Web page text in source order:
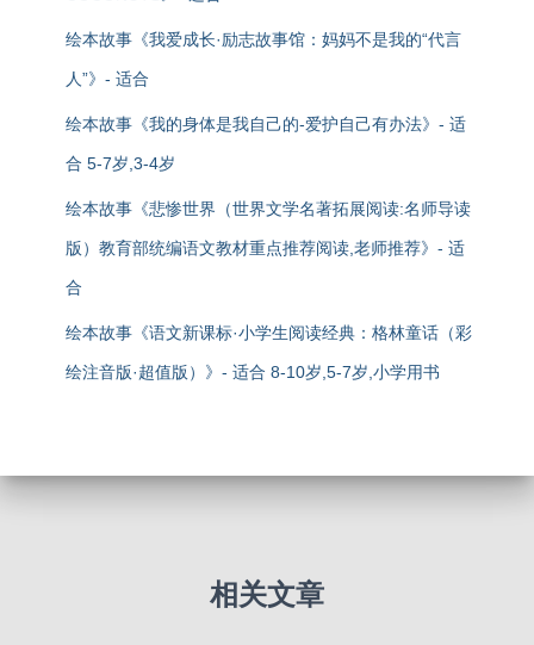
绘本故事《我爱成长·励志故事馆：妈妈不是我的“代言
人”》- 适合
绘本故事《我的身体是我自己的-爱护自己有办法》- 适
合 5-7岁,3-4岁
绘本故事《悲惨世界（世界文学名著拓展阅读:名师导读
版）教育部统编语文教材重点推荐阅读,老师推荐》- 适
合
绘本故事《语文新课标·小学生阅读经典：格林童话（彩
绘注音版·超值版）》- 适合 8-10岁,5-7岁,小学用书
相关文章